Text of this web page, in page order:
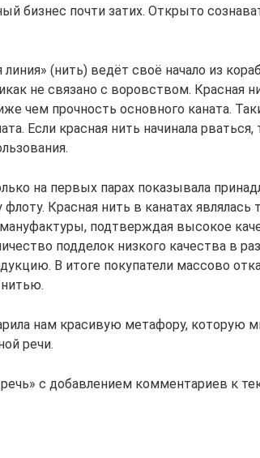
бизнес почти затих. Открыто
линия» (нить) ведёт своё начало из
не связано с воровством. Красная
чем прочность основного каната.
Если красная нить начинала
на первых парах показывала
Красная нить в канатах являлась
подтверждая высокое
подделок низкого качества в
В итоге покупатели массово
нам красивую метафору, которую
речи.
с добавлением комментариев к